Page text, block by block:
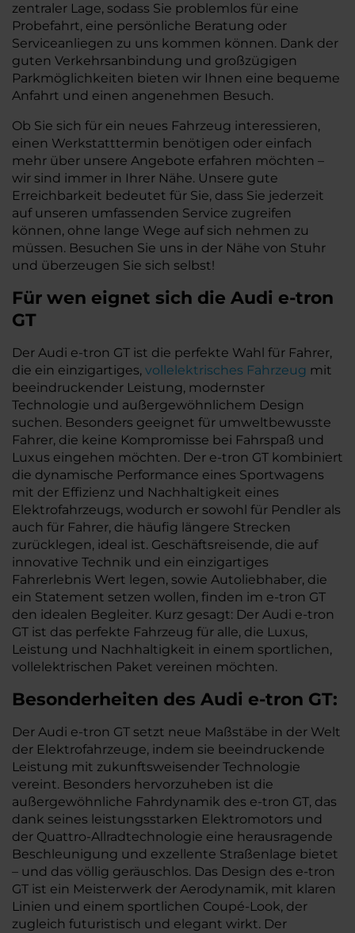
zentraler Lage, sodass Sie problemlos für eine
Probefahrt, eine persönliche Beratung oder
Serviceanliegen zu uns kommen können. Dank der
guten Verkehrsanbindung und großzügigen
Parkmöglichkeiten bieten wir Ihnen eine bequeme
Anfahrt und einen angenehmen Besuch.
Ob Sie sich für ein neues Fahrzeug interessieren,
einen Werkstatttermin benötigen oder einfach
mehr über unsere Angebote erfahren möchten –
wir sind immer in Ihrer Nähe. Unsere gute
Erreichbarkeit bedeutet für Sie, dass Sie jederzeit
auf unseren umfassenden Service zugreifen
können, ohne lange Wege auf sich nehmen zu
müssen. Besuchen Sie uns in der Nähe von Stuhr
und überzeugen Sie sich selbst!
Für wen eignet sich die Audi e-tron
GT
Der Audi e-tron GT ist die perfekte Wahl für Fahrer,
die ein einzigartiges, vollelektrisches Fahrzeug mit
beeindruckender Leistung, modernster
Technologie und außergewöhnlichem Design
suchen. Besonders geeignet für umweltbewusste
Fahrer, die keine Kompromisse bei Fahrspaß und
Luxus eingehen möchten. Der e-tron GT kombiniert
die dynamische Performance eines Sportwagens
mit der Effizienz und Nachhaltigkeit eines
Elektrofahrzeugs, wodurch er sowohl für Pendler als
auch für Fahrer, die häufig längere Strecken
zurücklegen, ideal ist. Geschäftsreisende, die auf
innovative Technik und ein einzigartiges
Fahrerlebnis Wert legen, sowie Autoliebhaber, die
ein Statement setzen wollen, finden im e-tron GT
den idealen Begleiter. Kurz gesagt: Der Audi e-tron
GT ist das perfekte Fahrzeug für alle, die Luxus,
Leistung und Nachhaltigkeit in einem sportlichen,
vollelektrischen Paket vereinen möchten.
Besonderheiten des Audi e-tron GT:
Der Audi e-tron GT setzt neue Maßstäbe in der Welt
der Elektrofahrzeuge, indem sie beeindruckende
Leistung mit zukunftsweisender Technologie
vereint. Besonders hervorzuheben ist die
außergewöhnliche Fahrdynamik des e-tron GT, das
dank seines leistungsstarken Elektromotors und
der Quattro-Allradtechnologie eine herausragende
Beschleunigung und exzellente Straßenlage bietet
– und das völlig geräuschlos. Das Design des e-tron
GT ist ein Meisterwerk der Aerodynamik, mit klaren
Linien und einem sportlichen Coupé-Look, der
zugleich futuristisch und elegant wirkt. Der